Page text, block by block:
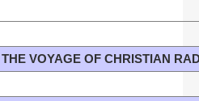
VOYAGE OF CHRISTIAN